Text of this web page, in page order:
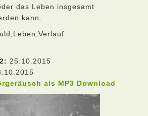
das Leben insgesamt
kann.
25.10.2015
als MP3 Download